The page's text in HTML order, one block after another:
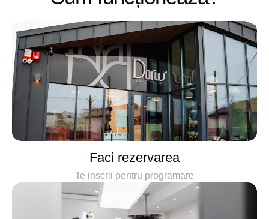
Faci rezervarea
Te inscrii pentru programare